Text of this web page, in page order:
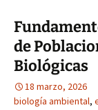
de
Biológicas
18 marzo, 2026
biología ambiental,